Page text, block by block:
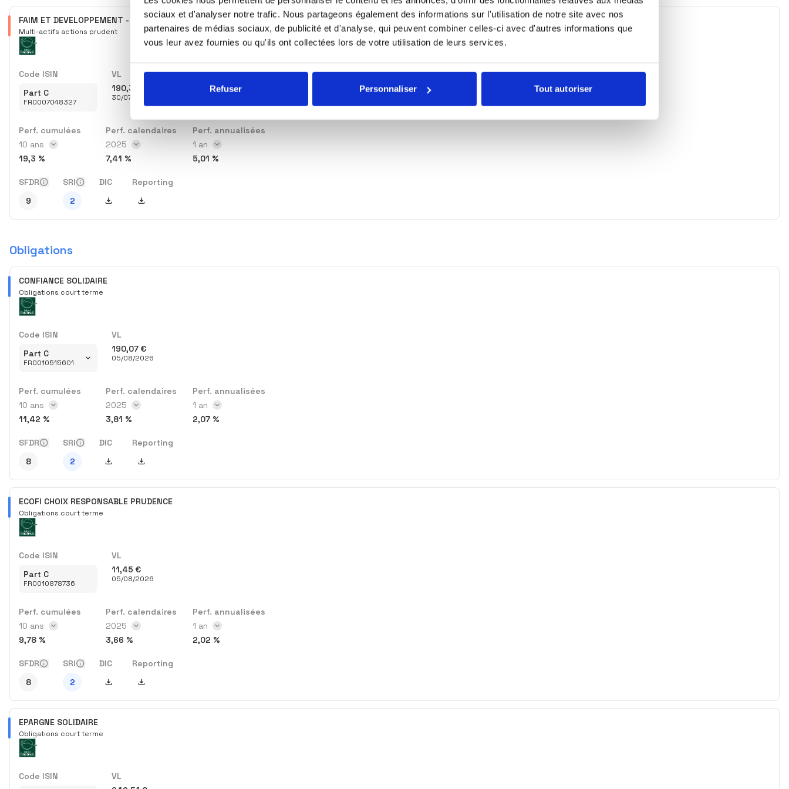
sociaux et d'analyser notre trafic. Nous partageons également des informations sur l'utilisation de notre site avec nos
partenaires de médias sociaux, de publicité et d'analyse, qui peuvent combiner celles-ci avec d'autres informations que
vous leur avez fournies ou qu'ils ont collectées lors de votre utilisation de leurs services.
Refuser Personnaliser Tout autoriser
FAIM ET DEVELOPPEMENT - EQUILIBRE
Multi-actifs actions prudent
Code ISIN
Part C
FR0007048327
VL
190,37 €
30/07/2026
Perf. cumulées
Intervalle des perf. cumulées
10 ans
19,3 %
Perf. calendaires
Année des perf. calendaires
2025
7,41 %
Perf. annualisées
Intervalle des perf. annualisées
1 an
5,01 %
SFDR
9
SRI
2
DIC
Télécharger DIC
Reporting
Télécharger Reporting
Obligations
CONFIANCE SOLIDAIRE
Obligations court terme
Code ISIN
Part C
FR0010515601
VL
190,07 €
05/08/2026
Perf. cumulées
Intervalle des perf. cumulées
10 ans
11,42 %
Perf. calendaires
Année des perf. calendaires
2025
3,81 %
Perf. annualisées
Intervalle des perf. annualisées
1 an
2,07 %
SFDR
8
SRI
2
DIC
Télécharger DIC
Reporting
Télécharger Reporting
ECOFI CHOIX RESPONSABLE PRUDENCE
Obligations court terme
Code ISIN
Part C
FR0010878736
VL
11,45 €
05/08/2026
Perf. cumulées
Intervalle des perf. cumulées
10 ans
9,78 %
Perf. calendaires
Année des perf. calendaires
2025
3,66 %
Perf. annualisées
Intervalle des perf. annualisées
1 an
2,02 %
SFDR
8
SRI
2
DIC
Télécharger DIC
Reporting
Télécharger Reporting
EPARGNE SOLIDAIRE
Obligations court terme
Code ISIN
VL